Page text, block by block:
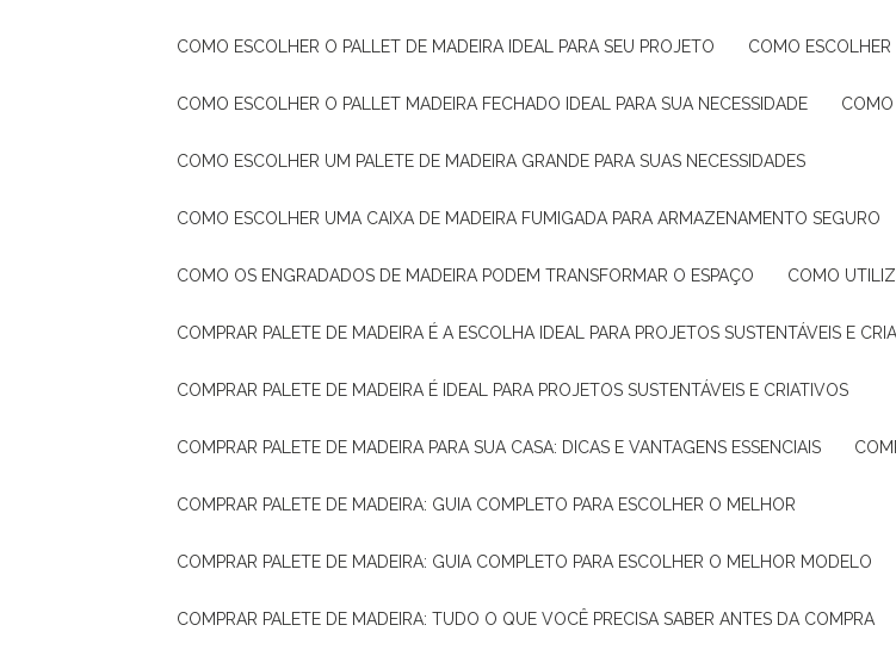
COMO ESCOLHER O PALLET DE MADEIRA IDEAL PARA SEU PROJETO COMO
COMO ESCOLHER O PALLET MADEIRA FECHADO IDEAL PARA SUA NECESSIDADE
COMO ESCOLHER UM PALETE DE MADEIRA GRANDE PARA SUAS NECESSIDADES
COMO ESCOLHER UMA CAIXA DE MADEIRA FUMIGADA PARA ARMAZENAMENTO SEGURO
COMO OS ENGRADADOS DE MADEIRA PODEM TRANSFORMAR O ESPAÇO COMO
COMPRAR PALETE DE MADEIRA É A ESCOLHA IDEAL PARA PROJETOS SUSTENTÁVEIS E
COMPRAR PALETE DE MADEIRA É IDEAL PARA PROJETOS SUSTENTÁVEIS E CRIATIVOS
COMPRAR PALETE DE MADEIRA PARA SUA CASA: DICAS E VANTAGENS ESSENCIAIS
COMPRAR PALETE DE MADEIRA: GUIA COMPLETO PARA ESCOLHER O MELHOR
COMPRAR PALETE DE MADEIRA: GUIA COMPLETO PARA ESCOLHER O MELHOR MODELO
COMPRAR PALETE DE MADEIRA: TUDO O QUE VOCÊ PRECISA SABER ANTES DA COMPRA